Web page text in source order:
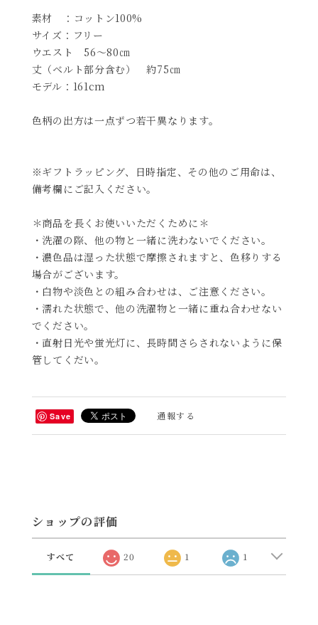
素材 ：コットン100%
サイズ：フリー
ウエスト 56～80㎝
丈（ベルト部分含む） 約75㎝
モデル：161cm
色柄の出方は一点ずつ若干異なります。
※ギフトラッピング、日時指定、その他のご用命は、
備考欄にご記入ください。
＊商品を長くお使いいただくために＊
・洗濯の際、他の物と一緒に洗わないでください。
・濃色品は湿った状態で摩擦されますと、色移りする
場合がございます。
・白物や淡色との組み合わせは、ご注意ください。
・濡れた状態で、他の洗濯物と一緒に重ね合わせない
でください。
・直射日光や蛍光灯に、長時間さらされないように保
管してくだい。
Save 通報する
ショップの評価
すべて 20 1 1